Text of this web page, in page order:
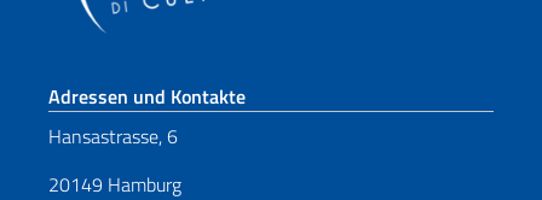
Fußbereich
Adressen und Kontakte
Hansastrasse, 6
20149 Hamburg